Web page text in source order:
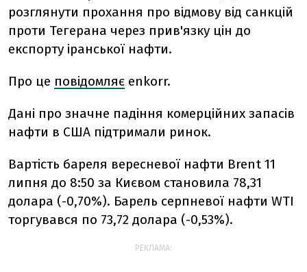
розглянути прохання про відмову від санкцій
проти Тегерана через прив'язку цін до
експорту іранської нафти.
Про це повідомляє enkorr.
Дані про значне падіння комерційних запасів
нафти в США підтримали ринок.
Вартість бареля вересневої нафти Brent 11
липня до 8:50 за Києвом становила 78,31
долара (-0,70%). Барель серпневої нафти WTI
торгувався по 73,72 долара (-0,53%).
РЕКЛАМА: